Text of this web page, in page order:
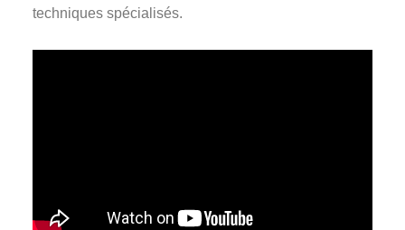
techniques spécialisés.